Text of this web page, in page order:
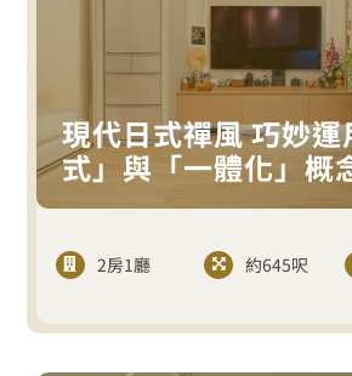
現代日式禪風 巧妙
式」與「一體化」概
2房1廳 約645呎